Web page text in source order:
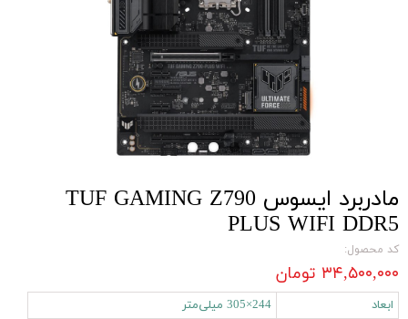
مادربرد ایسوس TUF GAMING Z790
PLUS WIFI DDR5
کد محصول:
۳۴,۵۰۰,۰۰۰ تومان
ابعاد
244×305 میلی‌متر